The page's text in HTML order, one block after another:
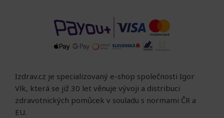
Izdrav.cz je specializovaný e-shop společnosti Igor
Vlk, která se již 30 let věnuje vývoji a distribuci
zdravotnických pomůcek v souladu s normami ČR a
EU.